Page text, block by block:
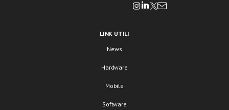
LINK UTILI
News
Hardware
Mobile
Software